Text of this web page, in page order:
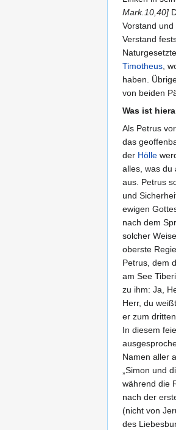
Mark.10,40]
Vorstand
Verstand
Timotheus,
haben.
von beiden
Was ist
Als Petrus
das
der Hölle
alles, was du
aus. Petrus
und
ewigen
nach dem
solcher
oberste
Petrus, dem
am See
zu ihm: Ja,
Herr, du
er zum
In diesem
Namen aller
„Simon und
während die
nach der
(nicht von
des